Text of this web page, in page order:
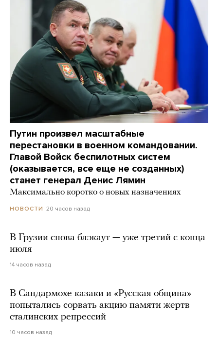
Путин произвел масштабные
перестановки в военном командовании.
Главой Войск беспилотных систем
(оказывается, все еще не созданных)
станет генерал Денис Лямин
Максимально коротко о новых назначениях
НОВОСТИ 20 часов назад
В Грузии снова блэкаут — уже третий с конца
июля
14 часов назад
В Сандармохе казаки и «Русская община»
попытались сорвать акцию памяти жертв
сталинских репрессий
10 часов назад